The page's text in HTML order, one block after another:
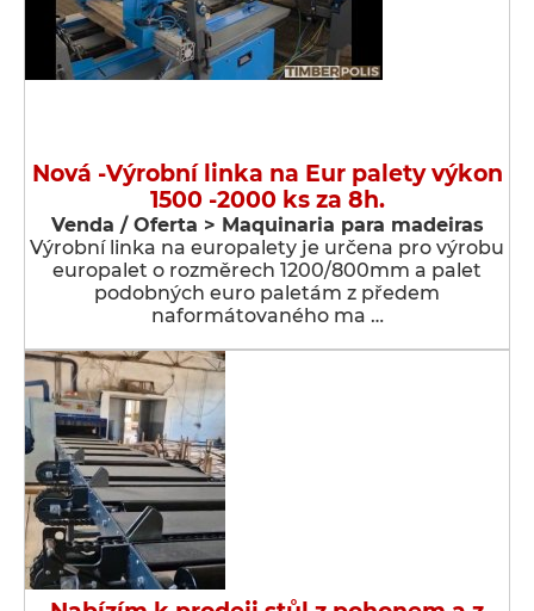
Nová -Výrobní linka na Eur palety výkon
1500 -2000 ks za 8h.
Venda / Oferta > Maquinaria para madeiras
Výrobní linka na europalety je určena pro výrobu
europalet o rozměrech 1200/800mm a palet
podobných euro paletám z předem
naformátovaného ma …